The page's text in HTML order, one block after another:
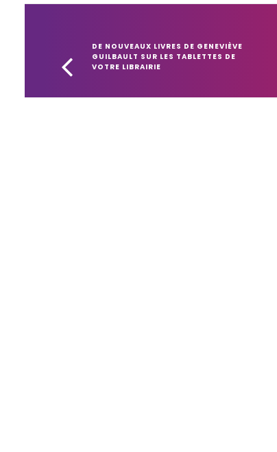
DE NOUVEAUX LIVRES DE GENEVIÈVE
GUILBAULT SUR LES TABLETTES DE
VOTRE LIBRAIRIE